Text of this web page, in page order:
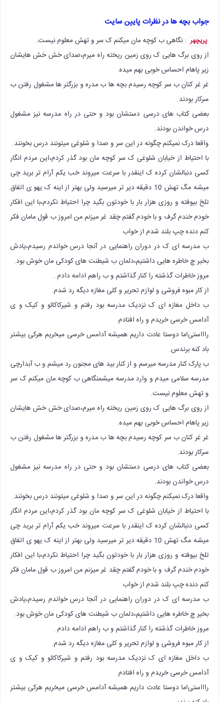
جواب بچه ها در نظرات پایین سایت
پریچهر : نگاهی ب کوچه مان میکنم ک سر و تهش معلوم نیست.
از روی برگ هایی ک روی زمین ریخته راه میرم،صدای خش خش هایشان
زیر پاهام احساس خوبی بهم میده.
غر غر کنان ب سر کوچه رسیدم بچه ها ب مدره و بزرگتر ها مشغول رفتن ب
سرکار بودند.
بعضی کتاب های درسی دستشان بود و حتی در راه مدرسه نیز مشغول
درس خواندن بودند.
واقعا درک نمیکنم چگونه در این سر و صدا و شلوغی میتونند درس بخونند.
با احتیاط از خیابان شلوغی ک سر کوچه مان بود گذر کردم،این مردم انگار
کسی دنبالشان کرده ک اینقدر با سرعت میروند خب یکم آرام تر برید چی
میشه مگ تهش 10 دقیقه دیر تر میرسید ولی بهتر از اینه ک یهو ی اتفاق
تلخ بیوفته و روزی هزار بار با خودتون بگید چرا احتیاط نکردم،با این افکار
خودم خندم گرف و با خودم گفتم چقد غر میزنم من امروز ب قول مامان فکر
کنم دنده چپ بلند شدم از خواب
ب مدرسه ای ک در دوران راهنمایی در آنجا درس خواندم رسیدم،یادش
بخیر چ خاطره هایی داشتیم،دلمان ب شیطنت های کودکی مان خوش بود.
مروز خاطرات گذشته را کنار گذاشتم و ب راهم ادامه دادم .
از کار مبوه فروشی و لوازم تحریر و کلی مغازه دیگه رد شدم.
ب داخل مغازه ای ک نزدیک مدرسه بود رفتم و شیرکاکائو و کیک و ی
آدامس خرسی خریدم و راه افتادم
راااستی!ما دوستا عادت داریم همیشه آدامس خرسی میخریم هرکی بیشتر
باد کنه برندس.
ب پارک کنار مدرسه میرسم و از کنار بید های مجنون رد میشم و ب آبدارچی
مدرسه سلامی میدم و وارد مدرسه میشمنگاهی ب کوچه مان میکنم ک سر
و تهش معلوم نیست.
از روی برگ هایی ک روی زمین ریخته راه میرم،صدای خش خش هایشان
زیر پاهام احساس خوبی بهم میده.
غر غر کنان ب سر کوچه رسیدم بچه ها ب مدره و بزرگتر ها مشغول رفتن ب
سرکار بودند.
بعضی کتاب های درسی دستشان بود و حتی در راه مدرسه نیز مشغول
درس خواندن بودند.
واقعا درک نمیکنم چگونه در این سر و صدا و شلوغی میتونند درس بخونند.
با احتیاط از خیابان شلوغی ک سر کوچه مان بود گذر کردم،این مردم انگار
کسی دنبالشان کرده ک اینقدر با سرعت میروند خب یکم آرام تر برید چی
میشه مگ تهش 10 دقیقه دیر تر میرسید ولی بهتر از اینه ک یهو ی اتفاق
تلخ بیوفته و روزی هزار بار با خودتون بگید چرا احتیاط نکردم،با این افکار
خودم خندم گرف و با خودم گفتم چقد غر میزنم من امروز ب قول مامان فکر
کنم دنده چپ بلند شدم از خواب
ب مدرسه ای ک در دوران راهنمایی در آنجا درس خواندم رسیدم،یادش
بخیر چ خاطره هایی داشتیم،دلمان ب شیطنت های کودکی مان خوش بود.
مروز خاطرات گذشته را کنار گذاشتم و ب راهم ادامه دادم .
از کار مبوه فروشی و لوازم تحریر و کلی مغازه دیگه رد شدم.
ب داخل مغازه ای ک نزدیک مدرسه بود رفتم و شیرکاکائو و کیک و ی
آدامس خرسی خریدم و راه افتادم
راااستی!ما دوستا عادت داریم همیشه آدامس خرسی میخریم هرکی بیشتر